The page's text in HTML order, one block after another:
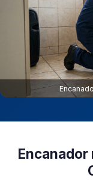
Encanador